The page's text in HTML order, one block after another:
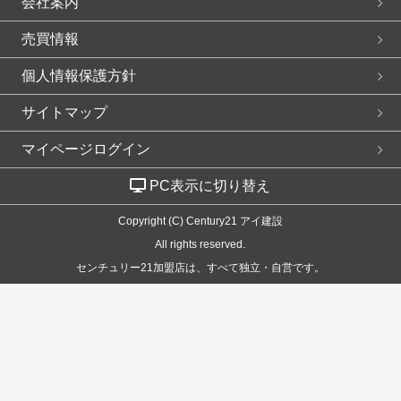
売買情報
個人情報保護方針
サイトマップ
マイページログイン
PC表示に切り替え
Copyright (C) Century21 アイ建設
All rights reserved.
センチュリー21加盟店は、すべて独立・自営です。